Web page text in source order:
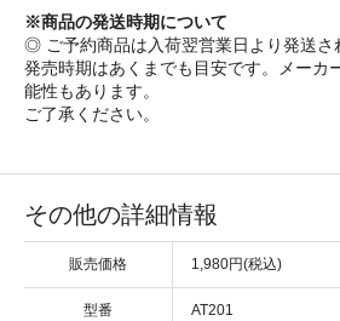
※商品の発送時期について
◎ ご予約商品は入荷翌営業日より発送さ
発売時期はあくまでも目安です。メーカ
能性もあります。
ご了承ください。
その他の詳細情報
販売価格 1,980円(税込)
型番 AT201